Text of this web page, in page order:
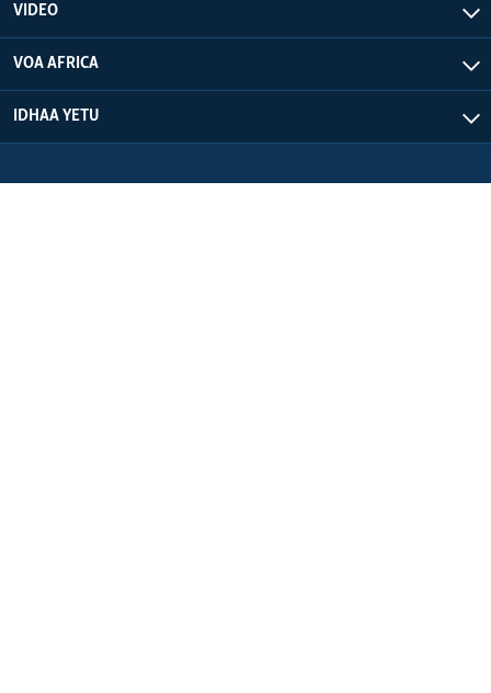
VIDEO
VOA AFRICA
IDHAA YETU